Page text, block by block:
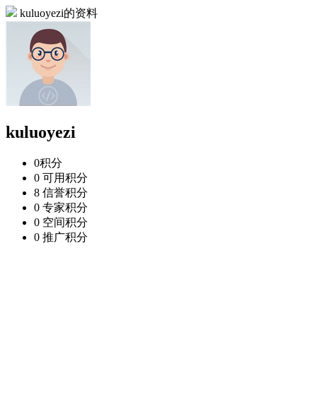
kuluoyezi的资料
kuluoyezi
0积分
0 可用积分
8 信誉积分
0 专家积分
0 空间积分
0 推广积分